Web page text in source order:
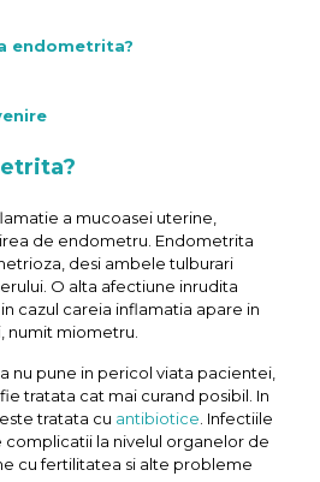
endometrita?
a mucoasei uterine,
de endometru. Endometrita
desi ambele tulburari
O alta afectiune inrudita
cazul careia inflamatia apare in
numit miometru.
nu pune in pericol viata pacientei,
tratata cat mai curand posibil. In
tratata cu antibiotice . Infectiile
la nivelul organelor de
cu fertilitatea si alte probleme